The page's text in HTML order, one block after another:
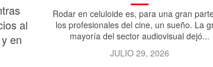
al
en
Rodar en celuloide es, para una gran
los profesionales del cine, un sueño. La
mayoría del sector audiovisual dejó...
JULIO 29, 2026